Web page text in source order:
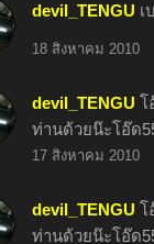
devil_TENGU เ
18 สิงหาคม 2010
devil_TENGU โ
ท่านด้วยน๊ะโอ๊ด
17 สิงหาคม 2010
devil_TENGU โ
ท่านด้วยน๊ะโอ๊ด